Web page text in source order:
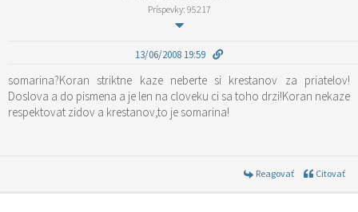
Príspevky: 95217
13/06/2008 19:59
somarina?Koran striktne kaze neberte si krestanov za priatelov!
Doslova a do pismena a je len na cloveku ci sa toho drzi!Koran nekaze
respektovat zidov a krestanov,to je somarina!
Reagovať Citovať